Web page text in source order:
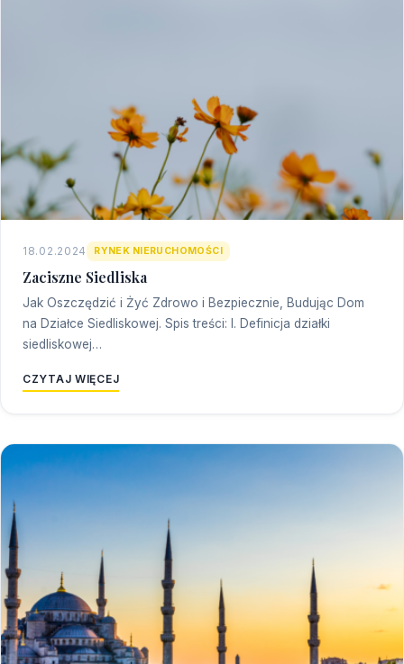
18.02.2024 RYNEK NIERUCHOMOŚCI
Zaciszne Siedliska
Jak Oszczędzić i Żyć Zdrowo i Bezpiecznie, Budując Dom
na Działce Siedliskowej. Spis treści: I. Definicja działki
siedliskowej…
CZYTAJ WIĘCEJ